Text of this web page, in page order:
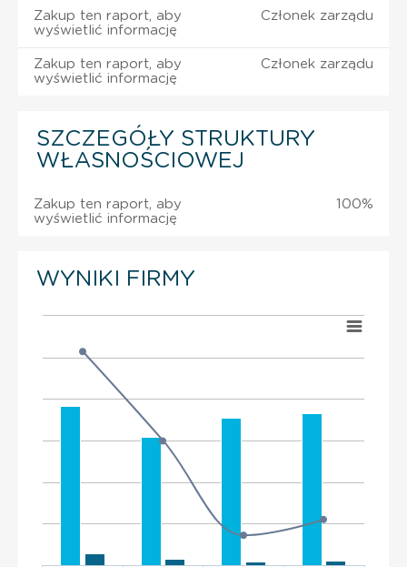
Zakup ten raport, aby
wyświetlić informację
Członek zarządu
Zakup ten raport, aby
wyświetlić informację
Członek zarządu
SZCZEGÓŁY STRUKTURY
WŁASNOŚCIOWEJ
Zakup ten raport, aby
wyświetlić informację
100%
WYNIKI FIRMY